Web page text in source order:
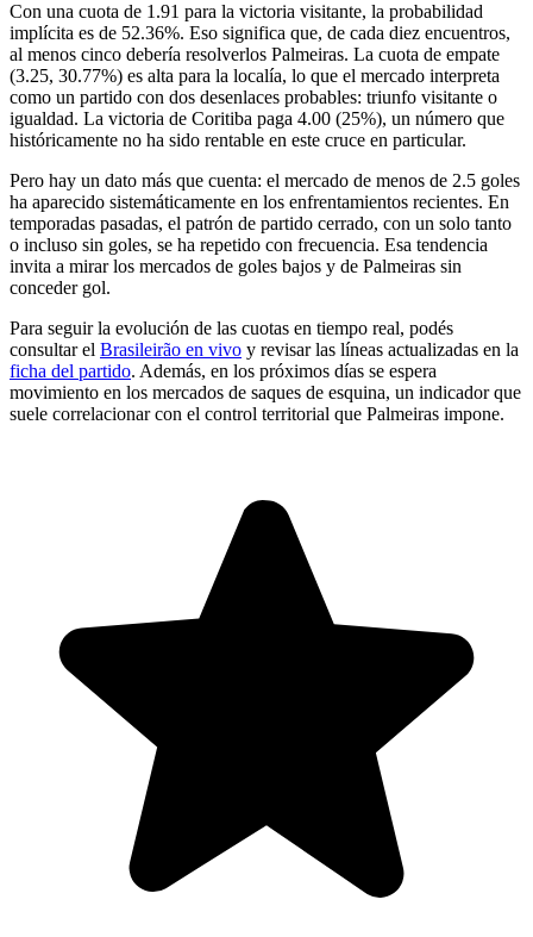
Con una cuota de 1.91 para la victoria visitante, la probabilidad
implícita es de 52.36%. Eso significa que, de cada diez encuentros,
al menos cinco debería resolverlos Palmeiras. La cuota de empate
(3.25, 30.77%) es alta para la localía, lo que el mercado interpreta
como un partido con dos desenlaces probables: triunfo visitante o
igualdad. La victoria de Coritiba paga 4.00 (25%), un número que
históricamente no ha sido rentable en este cruce en particular.
Pero hay un dato más que cuenta: el mercado de menos de 2.5 goles
ha aparecido sistemáticamente en los enfrentamientos recientes. En
temporadas pasadas, el patrón de partido cerrado, con un solo tanto
o incluso sin goles, se ha repetido con frecuencia. Esa tendencia
invita a mirar los mercados de goles bajos y de Palmeiras sin
conceder gol.
Para seguir la evolución de las cuotas en tiempo real, podés
consultar el Brasileirão en vivo y revisar las líneas actualizadas en la
ficha del partido. Además, en los próximos días se espera
movimiento en los mercados de saques de esquina, un indicador que
suele correlacionar con el control territorial que Palmeiras impone.